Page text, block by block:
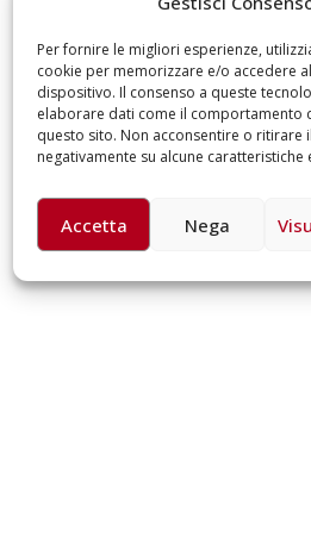
Per fornire le migliori esperienze,
cookie per memorizzare e/o accedere
dispositivo. Il consenso a queste
elaborare dati come il comportamento
questo sito. Non acconsentire o ritirare
negativamente su alcune caratteristiche
Accetta Nega